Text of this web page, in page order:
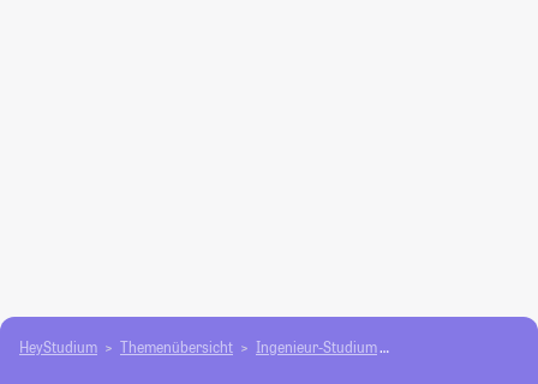
HeyStudium Themenübersicht Ingenieur-Studium